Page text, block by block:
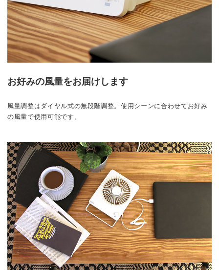
お好みの風量をお届けします
風量調整はダイヤル式の無段階調整。使用シーンに合わせてお好み
の風量で使用可能です。